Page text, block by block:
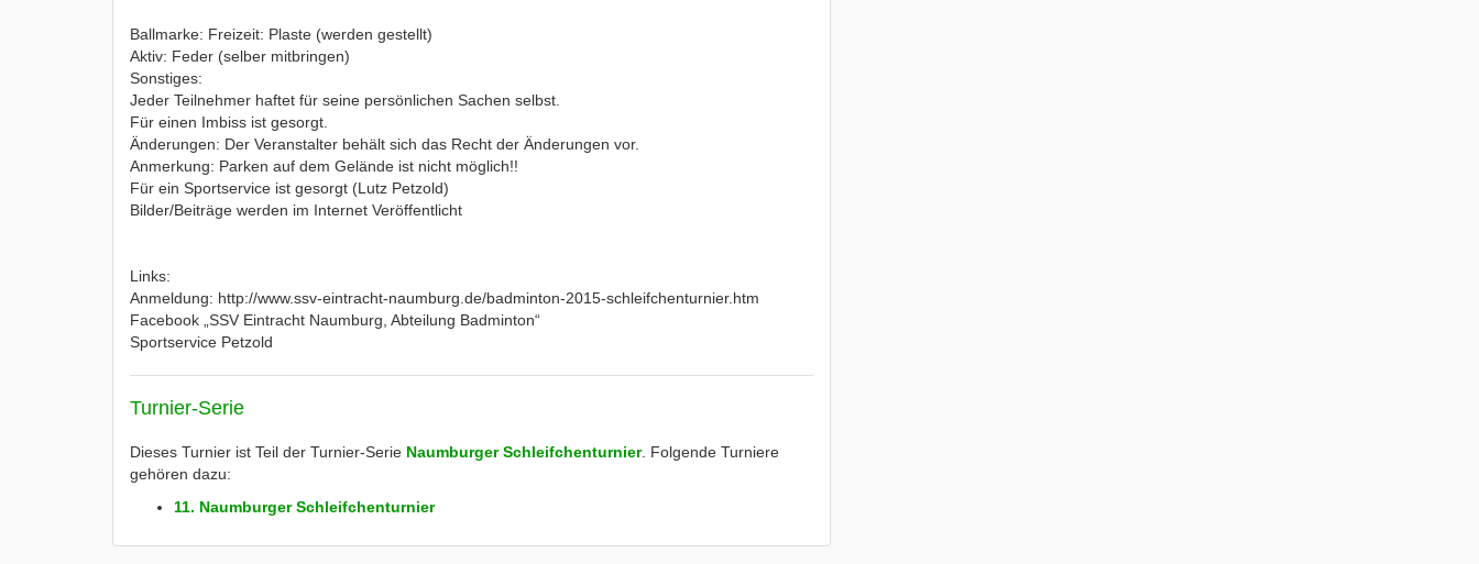
Ballmarke: Freizeit: Plaste (werden gestellt)
Aktiv: Feder (selber mitbringen)
Sonstiges:
Jeder Teilnehmer haftet für seine persönlichen Sachen selbst.
Für einen Imbiss ist gesorgt.
Änderungen: Der Veranstalter behält sich das Recht der Änderungen vor.
Anmerkung: Parken auf dem Gelände ist nicht möglich!!
Für ein Sportservice ist gesorgt (Lutz Petzold)
Bilder/Beiträge werden im Internet Veröffentlicht
Links:
Anmeldung: http://www.ssv-eintracht-naumburg.de/badminton-2015-schleifchenturnier.htm
Facebook „SSV Eintracht Naumburg, Abteilung Badminton“
Sportservice Petzold
Turnier-Serie
Dieses Turnier ist Teil der Turnier-Serie Naumburger Schleifchenturnier. Folgende Turniere
gehören dazu:
11. Naumburger Schleifchenturnier